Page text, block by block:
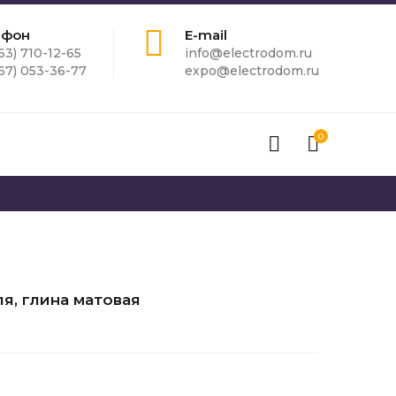
710-12-65
053-36-77
E-mail
info@electrodom.ru
expo@electrodom.ru
0
глина матовая